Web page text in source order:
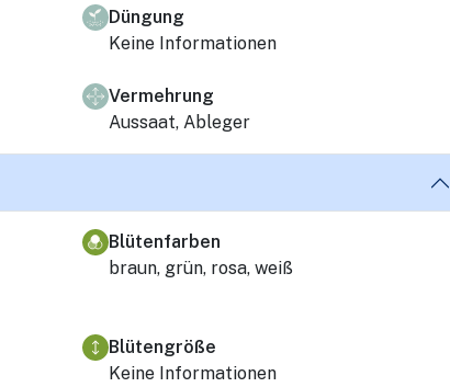
Düngung
Keine Informationen
Vermehrung
Aussaat, Ableger
Blütenfarben
braun, grün, rosa, weiß
Blütengröße
Keine Informationen